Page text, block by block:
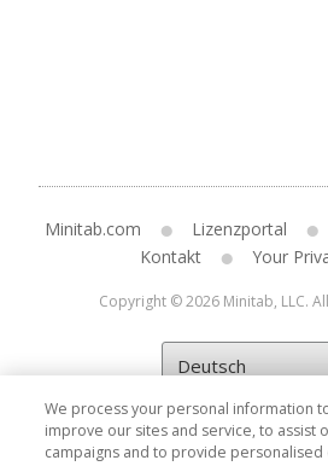
Minitab.com Lizenzportal
Kontakt
Your
Copyright © 2026 Minitab, LLC.
We process your personal information
improve our sites and service, to assist
campaigns and to provide personalised